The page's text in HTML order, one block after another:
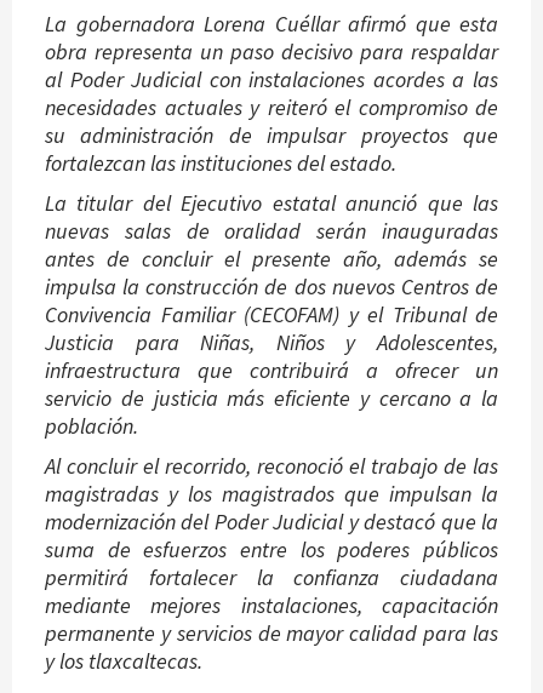
La gobernadora Lorena Cuéllar afirmó que esta
obra representa un paso decisivo para respaldar
al Poder Judicial con instalaciones acordes a las
necesidades actuales y reiteró el compromiso de
su administración de impulsar proyectos que
fortalezcan las instituciones del estado.
La titular del Ejecutivo estatal anunció que las
nuevas salas de oralidad serán inauguradas
antes de concluir el presente año, además se
impulsa la construcción de dos nuevos Centros de
Convivencia Familiar (CECOFAM) y el Tribunal de
Justicia para Niñas, Niños y Adolescentes,
infraestructura que contribuirá a ofrecer un
servicio de justicia más eficiente y cercano a la
población.
Al concluir el recorrido, reconoció el trabajo de las
magistradas y los magistrados que impulsan la
modernización del Poder Judicial y destacó que la
suma de esfuerzos entre los poderes públicos
permitirá fortalecer la confianza ciudadana
mediante mejores instalaciones, capacitación
permanente y servicios de mayor calidad para las
y los tlaxcaltecas.